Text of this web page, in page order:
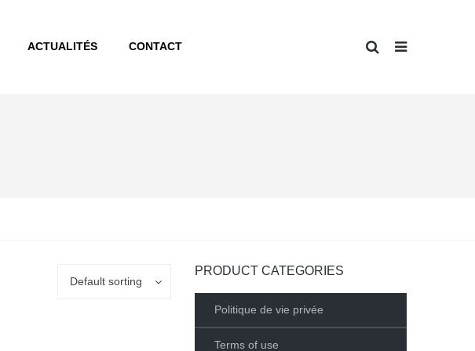
ACTUALITÉS CONTACT
Default sorting
PRODUCT CATEGORIES
Politique de vie privée
Terms of use